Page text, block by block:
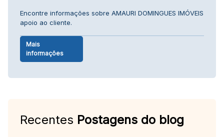
Encontre informações sobre AMAURI DOMINGUES IMÓVEIS
apoio ao cliente.
Mais
informações
Recentes Postagens do blog